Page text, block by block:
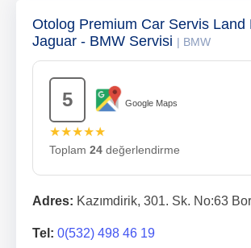
Otolog Premium Car Servis Land
Jaguar - BMW Servisi | BMW
5 Google Maps
★★★★★
Toplam 24 değerlendirme
Adres: Kazımdirik, 301. Sk. No:63
Tel: 0(532) 498 46 19